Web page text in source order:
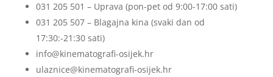
031 205 501 – Uprava (pon-pet od 9:00-17:00 sati)
031 205 507 – Blagajna kina (svaki dan od
17:30:-21:30 sati)
info@kinematografi-osijek.hr
ulaznice@kinematografi-osijek.hr